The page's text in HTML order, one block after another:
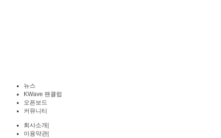
뉴스
KWave 팬클럽
오픈보드
커뮤니티
회사소개
이용약관